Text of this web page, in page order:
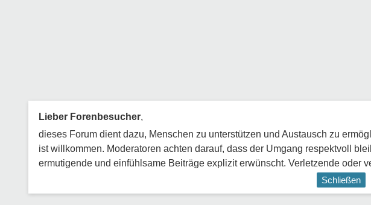
Lieber Forenbesucher,
dieses Forum dient dazu, Menschen zu unterstützen und Austausch zu
ist willkommen. Moderatoren achten darauf, dass der Umgang respektvoll
ermutigende und einfühlsame Beiträge explizit erwünscht. Verletzende oder
Schließen